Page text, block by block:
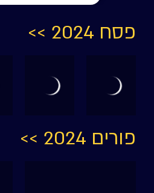
פסח 2024 >>
פורים 2024 >>